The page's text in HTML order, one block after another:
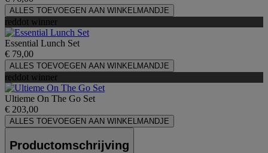
ALLES TOEVOEGEN AAN WINKELMANDJE
reddot winner
Essential Lunch Set
€ 79,00
ALLES TOEVOEGEN AAN WINKELMANDJE
reddot winner
Ultieme On The Go Set
€ 203,00
ALLES TOEVOEGEN AAN WINKELMANDJE
Productomschrijving